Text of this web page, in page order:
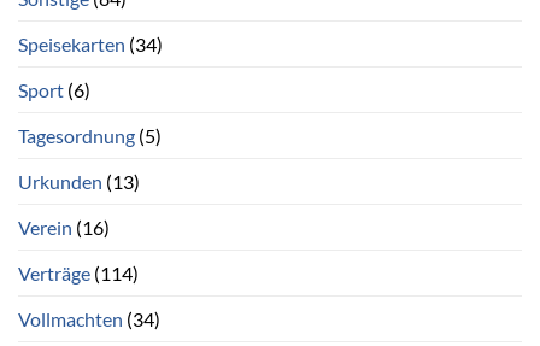
Speisekarten (34)
Sport (6)
Tagesordnung (5)
Urkunden (13)
Verein (16)
Verträge (114)
Vollmachten (34)